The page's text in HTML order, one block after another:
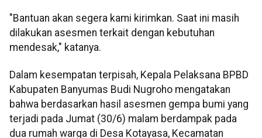
"Bantuan akan segera kami kirimkan. Saat ini masih
dilakukan asesmen terkait dengan kebutuhan
mendesak," katanya.
Dalam kesempatan terpisah, Kepala Pelaksana BPBD
Kabupaten Banyumas Budi Nugroho mengatakan
bahwa berdasarkan hasil asesmen gempa bumi yang
terjadi pada Jumat (30/6) malam berdampak pada
dua rumah warga di Desa Kotayasa, Kecamatan